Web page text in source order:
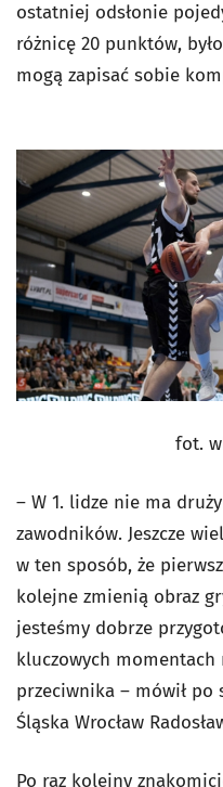
ostatniej odsłonie
różnicę 20 punktów,
mogą zapisać sobie
fot.
– W 1. lidze nie ma
zawodników. Jeszcze
w ten sposób, że
kolejne zmienią obraz
jesteśmy dobrze
kluczowych momentach
przeciwnika – mówił
Śląska Wrocław
Po raz kolejny